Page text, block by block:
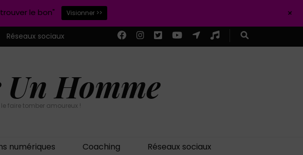
Réseaux sociaux
Homme
faire tomber amoureux !
numériques Coaching Réseaux sociaux
le bon" Visionner >> +